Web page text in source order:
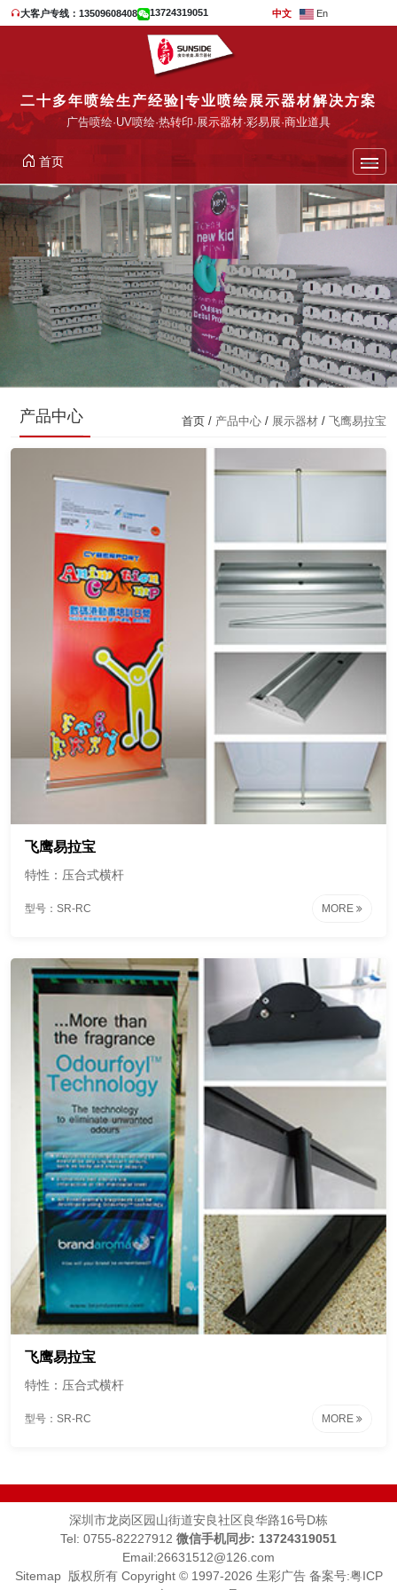
大客户专线：13509608408 13724319051 中文 En
二十多年喷绘生产经验|专业喷绘展示器材解决方案
广告喷绘·UV喷绘·热转印·展示器材·彩易展·商业道具
首页
产品中心 首页 / 产品中心 / 展示器材 / 飞鹰易拉宝
飞鹰易拉宝
特性：压合式横杆
型号：SR-RC MORE
飞鹰易拉宝
特性：压合式横杆
型号：SR-RC MORE
深圳市龙岗区园山街道安良社区良华路16号D栋
Tel: 0755-82227912 微信手机同步: 13724319051
Email:26631512@126.com
Sitemap版权所有 Copyright © 1997-2026 生彩广告 备案号:粤ICP